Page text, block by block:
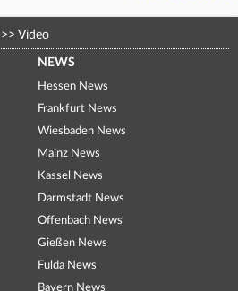
Video
NEWS
Hessen News
Frankfurt News
Wiesbaden News
Mainz News
Kassel News
Darmstadt News
Offenbach News
Gießen News
Fulda News
Bayern News